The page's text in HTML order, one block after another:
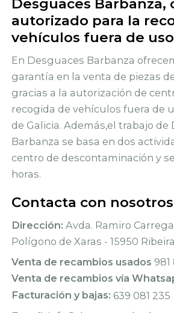
Desguaces Barbanza,
autorizado para la
vehículos fuera de uso
En Desguaces Barbanza
garantía en la venta de piezas
gracias a la autorización de
recogida de vehículos fuera de
de Galicia. Además,el trabajo de
Barbanza se basa en dos
centro de descontaminación y
horas.
Contacta con nosotros
Dirección: Avda. Ramiro
Polígono de Xaras - 15950 Ribeira
Venta de recambios usados 981
Venta de recambios vía
Facturación y bajas: 639 081 235